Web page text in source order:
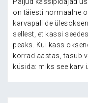
on täiesti normaalne
karvapallide
sellest, et kassi
peaks. Kui kass
korrad aastas, tasub
küsida: miks see karv